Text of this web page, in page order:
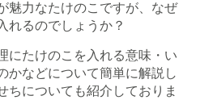
魅力なたけのこですが、なぜ
れるのでしょうか？
にたけのこを入れる意味・い
かなどについて簡単に解説し
ちについても紹介しておりま